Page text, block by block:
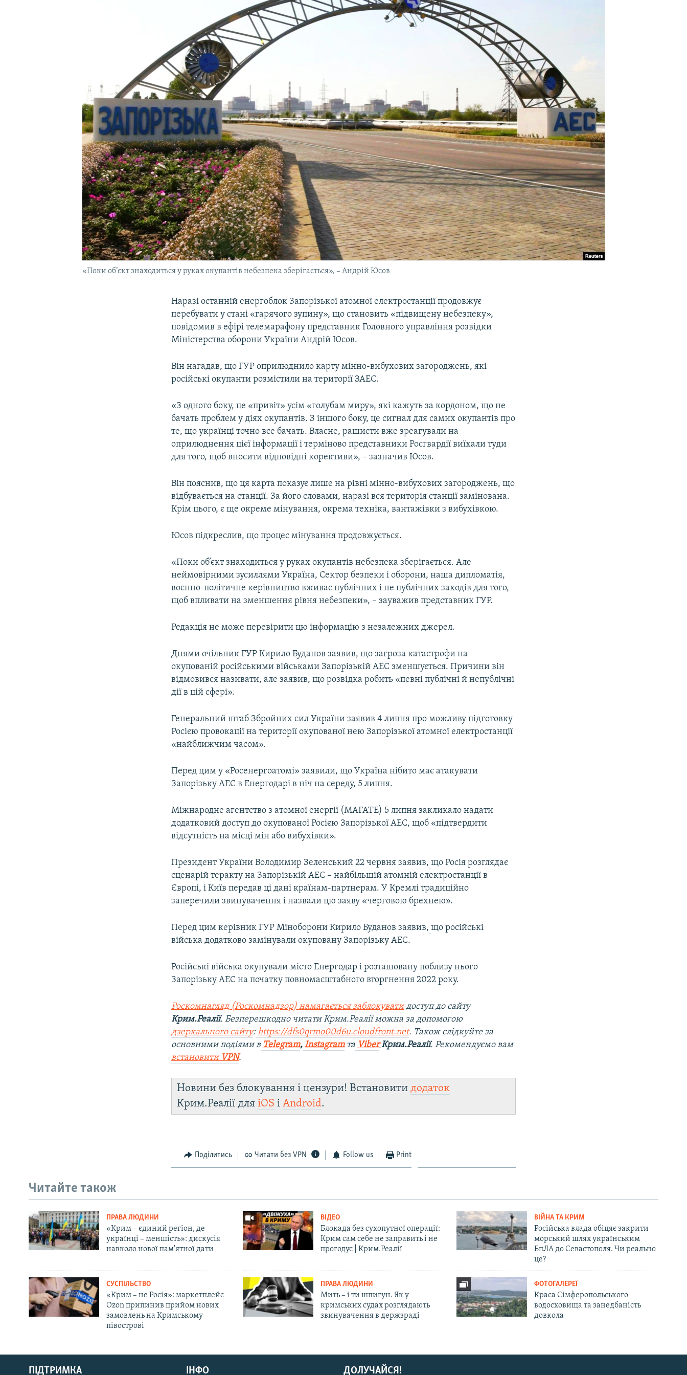
Русский
Qırımtatar
«Поки об’єкт знаходиться у руках окупантів небезпека зберігається», – Андрій Юсов
Наразі останній енергоблок Запорізької атомної електростанції продовжує
перебувати у стані «гарячого зупину», що становить «підвищену небезпеку»,
повідомив в ефірі телемарафону представник Головного управління розвідки
Міністерства оборони України Андрій Юсов.
Він нагадав, що ГУР оприлюднило карту мінно-вибухових загороджень, які
російські окупанти розмістили на території ЗАЕС.
«З одного боку, це «привіт» усім «голубам миру», які кажуть за кордоном, що не
бачать проблем у діях окупантів. З іншого боку, це сигнал для самих окупантів про
те, що українці точно все бачать. Власне, рашисти вже зреагували на
оприлюднення цієї інформації і терміново представники Росгвардії виїхали туди
для того, щоб вносити відповідні корективи», – зазначив Юсов.
Він пояснив, що ця карта показує лише на рівні мінно-вибухових загороджень, що
відбувається на станції. За його словами, наразі вся територія станції замінована.
Крім цього, є ще окреме мінування, окрема техніка, вантажівки з вибухівкою.
Юсов підкреслив, що процес мінування продовжується.
«Поки об’єкт знаходиться у руках окупантів небезпека зберігається. Але
неймовірними зусиллями Україна, Сектор безпеки і оборони, наша дипломатія,
воєнно-політичне керівництво вживає публічних і не публічних заходів для того,
щоб впливати на зменшення рівня небезпеки», – зауважив представник ГУР.
Редакція не може перевірити цю інформацію з незалежних джерел.
Днями очільник ГУР Кирило Буданов заявив, що загроза катастрофи на
окупованій російськими військами Запорізькій АЕС зменшується. Причини він
відмовився називати, але заявив, що розвідка робить «певні публічні й непублічні
дії в цій сфері».
Генеральний штаб Збройних сил України заявив 4 липня про можливу підготовку
Росією провокації на території окупованої нею Запорізької атомної електростанції
«найближчим часом».
Перед цим у «Росенергоатомі» заявили, що Україна нібито має атакувати
Запорізьку АЕС в Енергодарі в ніч на середу, 5 липня.
Міжнародне агентство з атомної енергії (МАГАТЕ) 5 липня закликало надати
додатковий доступ до окупованої Росією Запорізької АЕС, щоб «підтвердити
відсутність на місці мін або вибухівки».
Президент України Володимир Зеленський 22 червня заявив, що Росія розглядає
сценарій теракту на Запорізькій АЕС – найбільшій атомній електростанції в
Європі, і Київ передав ці дані країнам-партнерам. У Кремлі традиційно
заперечили звинувачення і назвали цю заяву «черговою брехнею».
Перед цим керівник ГУР Міноборони Кирило Буданов заявив, що російські
війська додатково замінували окуповану Запорізьку АЕС.
Російські війська окупували місто Енергодар і розташовану поблизу нього
Запорізьку АЕС на початку повномасштабного вторгнення 2022 року.
Роскомнагляд (Роскомнадзор) намагається заблокуватидоступ до сайту
Крим.Реалії. Безперешкодно читати Крим.Реалії можна за допомогою
дзеркального сайту: https://dfs0qrmo00d6u.cloudfront.net. Також слідкуйте за
основними подіями в Telegram, Instagramта Viber Крим.Реалії. Рекомендуємо вам
встановити VPN.
Новини без блокування і цензури! Встановитидодаток
Крим.Реалії дляiOS іAndroid.
Поділитись Читати без VPN Follow us Print
Читайте також
ПРАВА ЛЮДИНИ
«Крим – єдиний регіон, де
українці – меншість»: дискусія
навколо нової пам'ятної дати
ВІДЕО
Блокада без сухопутної операції:
Крим сам себе не заправить і не
прогодує | Крим.Реалії
ВІЙНА ТА КРИМ
Російська влада обіцяє закрити
морський шлях українським
БпЛА до Севастополя. Чи реально
це?
СУСПІЛЬСТВО
«Крим – не Росія»: маркетплейс
Ozon припинив прийом нових
замовлень на Кримському
півострові
ПРАВА ЛЮДИНИ
Мить – і ти шпигун. Як у
кримських судах розглядають
звинувачення в держзраді
ФОТОГАЛЕРЕЇ
Краса Сімферопольського
водосховища та занедбаність
довкола
ДОЛУЧАЙСЯ!
ПІДТРИМКА ІНФО